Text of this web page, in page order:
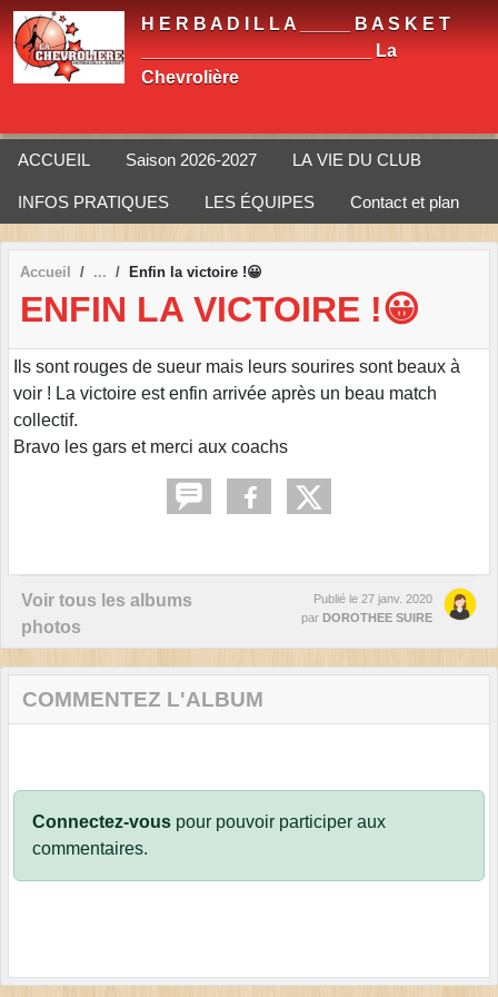
H E R B A D I L L A _____ B A S K E T
_______________________ La
Chevrolière
ACCUEIL Saison 2026-2027 LA VIE DU CLUB
INFOS PRATIQUES LES ÉQUIPES Contact et plan
Accueil Enfin la victoire !😀
ENFIN LA VICTOIRE !😀
Ils sont rouges de sueur mais leurs sourires sont beaux à
voir ! La victoire est enfin arrivée après un beau match
collectif.
Bravo les gars et merci aux coachs
Voir tous les albums
photos
Publié le 27 janv. 2020
par DOROTHEE SUIRE
COMMENTEZ L'ALBUM
Connectez-vous pour pouvoir participer aux
commentaires.
Panneau de gestion des cookies